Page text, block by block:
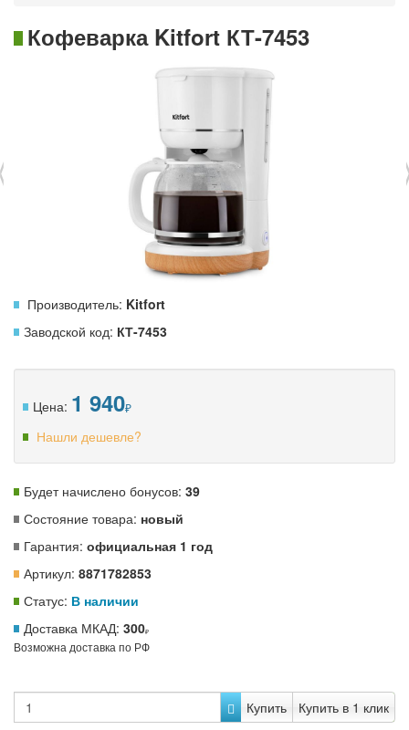
Кофеварка Kitfort КТ-7453
Производитель: Kitfort
Заводской код: КТ-7453
Цена: 1 940
Нашли дешевле?
Будет начислено бонусов: 39
Состояние товара: новый
Гарантия: официальная 1 год
Артикул: 8871782853
Статус: В наличии
Доставка МКАД: 300
Возможна доставка по РФ
Купить Купить в 1 клик